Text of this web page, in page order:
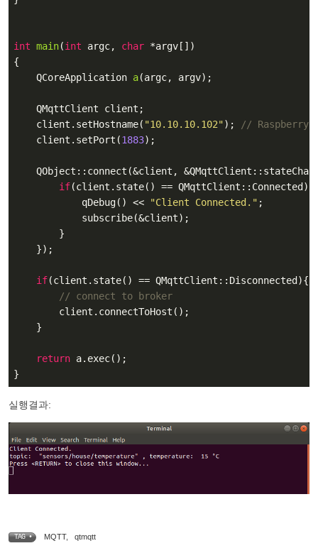
int main(int argc, char *argv[])
{
QCoreApplication a(argc, argv) ;
    QMqttClient client;
    client.setHostname(
"10.10.10.102");
// Raspberry
    client.setPort(
1883);
QObject::connect(&client,
if(client.state() == QMqttClient::Connected){
            qDebug() <<
"Client Connected." ;
            subscribe(&client);
        }
    });
if(client.state() == QMqttClient::Disconnected){
// connect to broker
        client.connectToHost();
    }
return a.exec();
}
실행결과:
TAG • MQTT, qtmqtt